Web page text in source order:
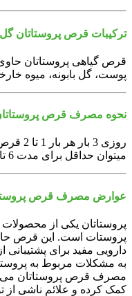
ترکیبات قرص پروستاتان گل
قرص گیاهی پروستاتان
پوست، گل بابونه، میوه
نحوه مصرف قرص
روزی 3
می‎توان حداقل برای مدت 6 تا 12 ماه مصرف نمود.
عوارض مصرف قرص
پروستاتان یکی از
پروستات است. این قرص
دارویی مفید برای
به مشکلات مربوط به
مصرف قرص پروستاتان
کمک کرده و علائم ناشی از